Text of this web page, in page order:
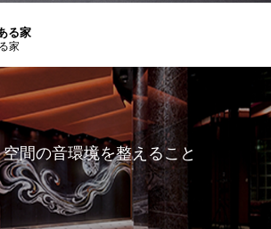
る家
家
空間の音環境を整えること